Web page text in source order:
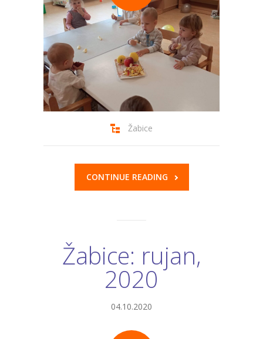
Žabice
CONTINUE READING
Žabice: rujan,
2020
04.10.2020